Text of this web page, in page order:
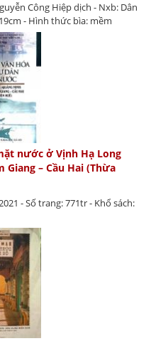
Công Hiệp dịch - Nxb: Dân
- Hình thức bìa: mềm
nước ở Vịnh Hạ Long
Giang – Cầu Hai (Thừa
- Số trang: 771tr - Khổ sách: